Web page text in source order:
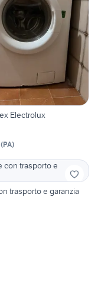
Electrolux
PA)
trasporto e garanzia